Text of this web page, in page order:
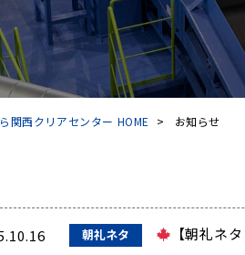
関西クリアセンター HOME > お知らせ
朝礼ネタ 【朝礼ネ